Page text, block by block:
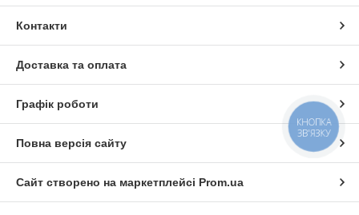
Контакти
Доставка та оплата
Графік роботи
Повна версія сайту
Сайт створено на маркетплейсі Prom.ua
КНОПКА
ЗВ'ЯЗКУ